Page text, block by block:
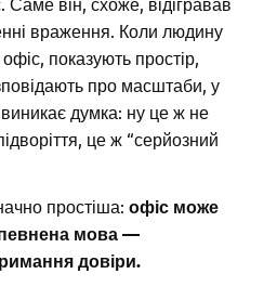
враження. Коли людину
показують простір,
про масштаби, у
думка: ну це ж не
це ж “серйозний
простіша: офіс може
мова —
довіри.